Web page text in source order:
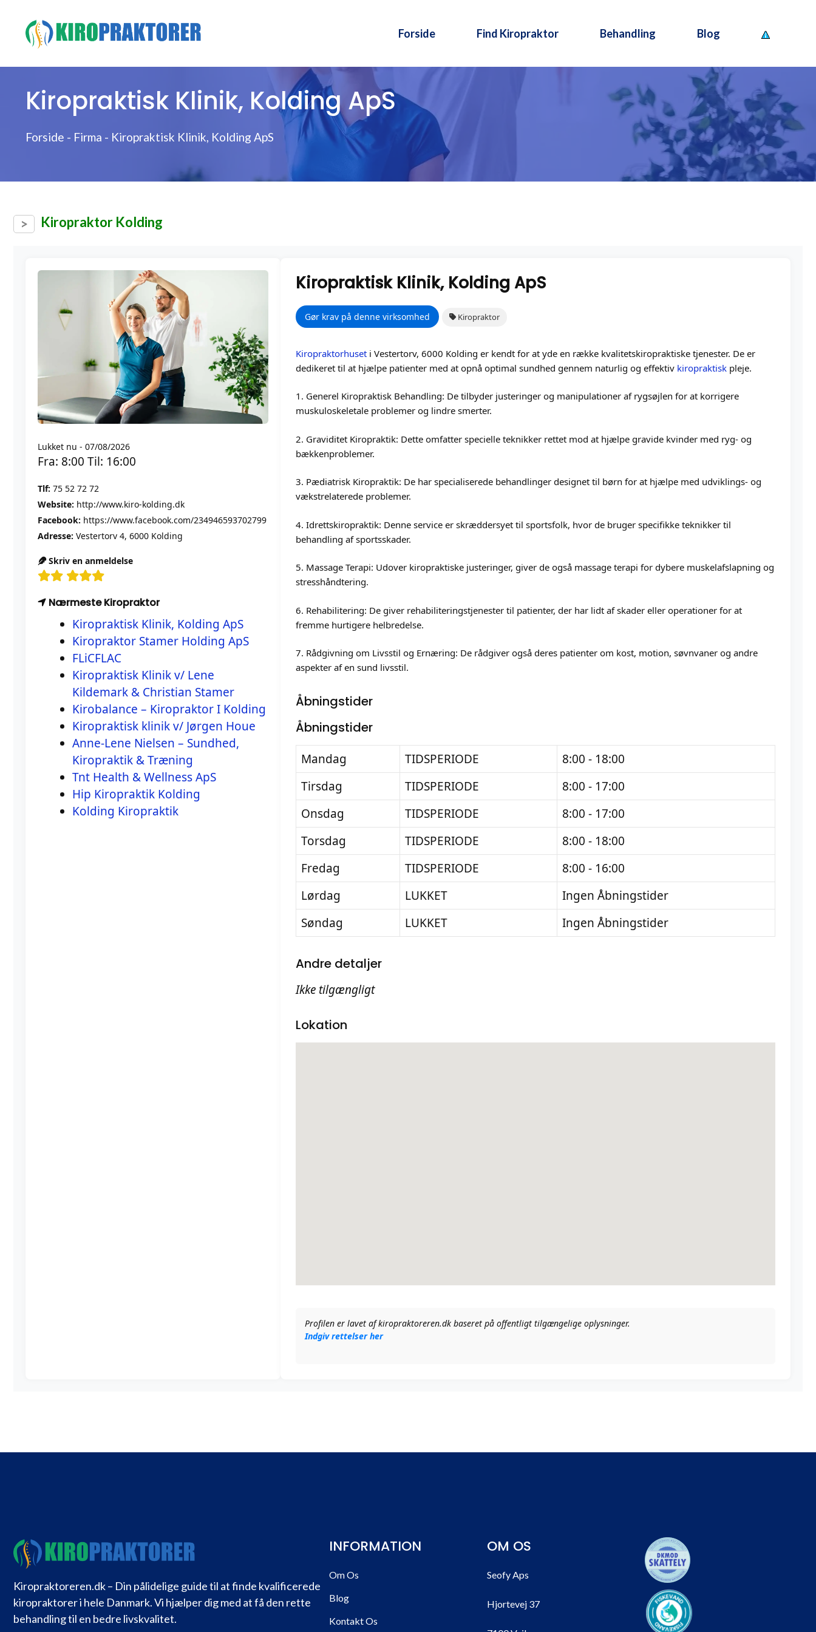
indhold
Forside Find Kiropraktor Behandling Blog
Kiropraktisk Klinik, Kolding ApS
Forside - Firma - Kiropraktisk Klinik, Kolding ApS
Kiropraktor Kolding
Lukket nu - 07/08/2026
Fra: 8:00 Til: 16:00
Tlf: 75 52 72 72
Website: http://www.kiro-kolding.dk
Facebook: https://www.facebook.com/234946593702799
Adresse: Vestertorv 4, 6000 Kolding
Skriv en anmeldelse
Nærmeste Kiropraktor
Kiropraktisk Klinik, Kolding ApS
Kiropraktor Stamer Holding ApS
FLiCFLAC
Kiropraktisk Klinik v/ Lene
Kildemark & Christian Stamer
Kirobalance – Kiropraktor I Kolding
Kiropraktisk klinik v/ Jørgen Houe
Anne-Lene Nielsen – Sundhed,
Kiropraktik & Træning
Tnt Health & Wellness ApS
Hip Kiropraktik Kolding
Kolding Kiropraktik
Kiropraktisk Klinik, Kolding ApS
Gør krav på denne virksomhed Kiropraktor
Kiropraktorhuset i Vestertorv, 6000 Kolding er kendt for at yde en række kvalitetskiropraktiske tjenester. De er
dedikeret til at hjælpe patienter med at opnå optimal sundhed gennem naturlig og effektiv kiropraktisk pleje.
1. Generel Kiropraktisk Behandling: De tilbyder justeringer og manipulationer af rygsøjlen for at korrigere
muskuloskeletale problemer og lindre smerter.
2. Graviditet Kiropraktik: Dette omfatter specielle teknikker rettet mod at hjælpe gravide kvinder med ryg- og
bækkenproblemer.
3. Pædiatrisk Kiropraktik: De har specialiserede behandlinger designet til børn for at hjælpe med udviklings- og
vækstrelaterede problemer.
4. Idrettskiropraktik: Denne service er skræddersyet til sportsfolk, hvor de bruger specifikke teknikker til
behandling af sportsskader.
5. Massage Terapi: Udover kiropraktiske justeringer, giver de også massage terapi for dybere muskelafslapning og
stresshåndtering.
6. Rehabilitering: De giver rehabiliteringstjenester til patienter, der har lidt af skader eller operationer for at
fremme hurtigere helbredelse.
7. Rådgivning om Livsstil og Ernæring: De rådgiver også deres patienter om kost, motion, søvnvaner og andre
aspekter af en sund livsstil.
Åbningstider
Åbningstider
Mandag TIDSPERIODE
8:00 - 18:00
Tirsdag
TIDSPERIODE
8:00 - 17:00
Onsdag
TIDSPERIODE
8:00 - 17:00
Torsdag
TIDSPERIODE
8:00 - 18:00
Fredag
TIDSPERIODE
8:00 - 16:00
Lørdag
LUKKET
Ingen Åbningstider
Søndag
LUKKET Ingen Åbningstider
Andre detaljer
Ikke tilgængligt
Lokation
Profilen er lavet af kiropraktoreren.dk baseret på offentligt tilgængelige oplysninger.
Indgiv rettelser her
Kiropraktoreren.dk – Din pålidelige guide til at finde kvalificerede
kiropraktorer i hele Danmark. Vi hjælper dig med at få den rette
behandling til en bedre livskvalitet.
INFORMATION
Om Os
Blog
Kontakt Os
OM OS
Seofy Aps
Hjortevej 37